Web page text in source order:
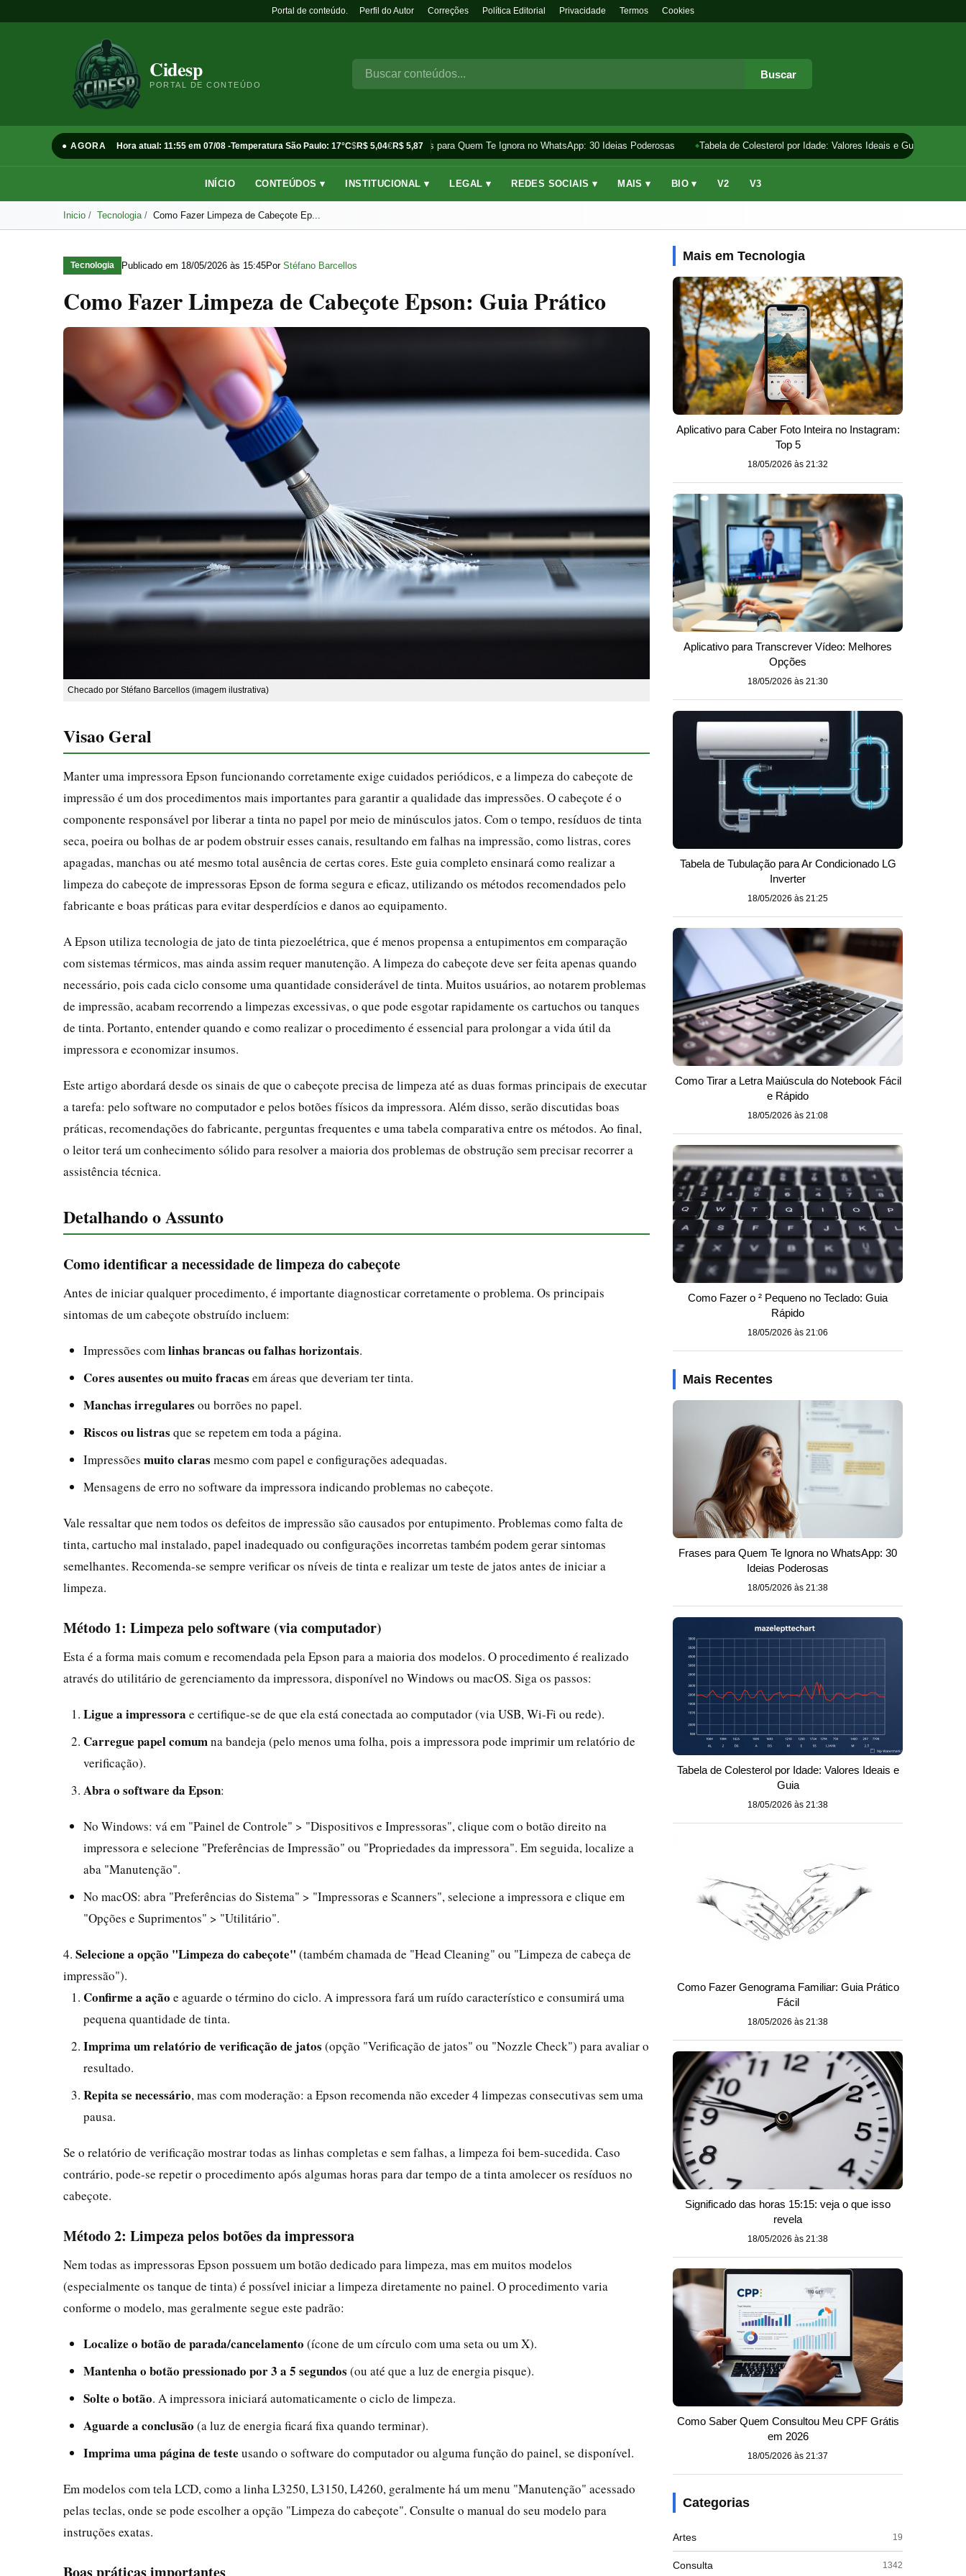
Portal de conteúdo. Perfil do Autor Correções Política Editorial Privacidade Termos Cookies
Cidesp
PORTAL DE CONTEÚDO
Buscar
● AGORA Hora atual: 11:55 em 07/08 -Temperatura São Paulo: 17°C$R$ 5,04€R$ 5,87
Frases para Quem Te Ignora no WhatsApp: 30 Ideias Poderosas Tabela de Colesterol por Idade: Valores Ideais e Guia
INÍCIO CONTEÚDOS ▾ INSTITUCIONAL ▾ LEGAL ▾ REDES SOCIAIS ▾ MAIS ▾ BIO ▾ V2 V3
Inicio Tecnologia Como Fazer Limpeza de Cabeçote Ep...
Tecnologia Publicado em 18/05/2026 às 15:45Por Stéfano Barcellos
Como Fazer Limpeza de Cabeçote Epson: Guia Prático
Checado por Stéfano Barcellos (imagem ilustrativa)
Visao Geral
Manter uma impressora Epson funcionando corretamente exige cuidados periódicos, e a limpeza do cabeçote de
impressão é um dos procedimentos mais importantes para garantir a qualidade das impressões. O cabeçote é o
componente responsável por liberar a tinta no papel por meio de minúsculos jatos. Com o tempo, resíduos de tinta
seca, poeira ou bolhas de ar podem obstruir esses canais, resultando em falhas na impressão, como listras, cores
apagadas, manchas ou até mesmo total ausência de certas cores. Este guia completo ensinará como realizar a
limpeza do cabeçote de impressoras Epson de forma segura e eficaz, utilizando os métodos recomendados pelo
fabricante e boas práticas para evitar desperdícios e danos ao equipamento.
A Epson utiliza tecnologia de jato de tinta piezoelétrica, que é menos propensa a entupimentos em comparação
com sistemas térmicos, mas ainda assim requer manutenção. A limpeza do cabeçote deve ser feita apenas quando
necessário, pois cada ciclo consome uma quantidade considerável de tinta. Muitos usuários, ao notarem problemas
de impressão, acabam recorrendo a limpezas excessivas, o que pode esgotar rapidamente os cartuchos ou tanques
de tinta. Portanto, entender quando e como realizar o procedimento é essencial para prolongar a vida útil da
impressora e economizar insumos.
Este artigo abordará desde os sinais de que o cabeçote precisa de limpeza até as duas formas principais de executar
a tarefa: pelo software no computador e pelos botões físicos da impressora. Além disso, serão discutidas boas
práticas, recomendações do fabricante, perguntas frequentes e uma tabela comparativa entre os métodos. Ao final,
o leitor terá um conhecimento sólido para resolver a maioria dos problemas de obstrução sem precisar recorrer a
assistência técnica.
Detalhando o Assunto
Como identificar a necessidade de limpeza do cabeçote
Antes de iniciar qualquer procedimento, é importante diagnosticar corretamente o problema. Os principais
sintomas de um cabeçote obstruído incluem:
Impressões com linhas brancas ou falhas horizontais.
Cores ausentes ou muito fracas em áreas que deveriam ter tinta.
Manchas irregulares ou borrões no papel.
Riscos ou listras que se repetem em toda a página.
Impressões muito claras mesmo com papel e configurações adequadas.
Mensagens de erro no software da impressora indicando problemas no cabeçote.
Vale ressaltar que nem todos os defeitos de impressão são causados por entupimento. Problemas como falta de
tinta, cartucho mal instalado, papel inadequado ou configurações incorretas também podem gerar sintomas
semelhantes. Recomenda-se sempre verificar os níveis de tinta e realizar um teste de jatos antes de iniciar a
limpeza.
Método 1: Limpeza pelo software (via computador)
Esta é a forma mais comum e recomendada pela Epson para a maioria dos modelos. O procedimento é realizado
através do utilitário de gerenciamento da impressora, disponível no Windows ou macOS. Siga os passos:
Ligue a impressora e certifique-se de que ela está conectada ao computador (via USB, Wi-Fi ou rede).
Carregue papel comumna bandeja (pelo menos uma folha, pois a impressora pode imprimir um relatório de
verificação).
Abra o software da Epson:
No Windows: vá em "Painel de Controle" > "Dispositivos e Impressoras", clique com o botão direito na
impressora e selecione "Preferências de Impressão" ou "Propriedades da impressora". Em seguida, localize a
aba "Manutenção".
No macOS: abra "Preferências do Sistema" > "Impressoras e Scanners", selecione a impressora e clique em
"Opções e Suprimentos" > "Utilitário".
4. Selecione a opção "Limpeza do cabeçote" (também chamada de "Head Cleaning" ou "Limpeza de cabeça de
impressão").
Confirme a ação e aguarde o término do ciclo. A impressora fará um ruído característico e consumirá uma
pequena quantidade de tinta.
Imprima um relatório de verificação de jatos (opção "Verificação de jatos" ou "Nozzle Check") para avaliar o
resultado.
Repita se necessário, mas com moderação: a Epson recomenda não exceder 4 limpezas consecutivas sem uma
pausa.
Se o relatório de verificação mostrar todas as linhas completas e sem falhas, a limpeza foi bem-sucedida. Caso
contrário, pode-se repetir o procedimento após algumas horas para dar tempo de a tinta amolecer os resíduos no
cabeçote.
Método 2: Limpeza pelos botões da impressora
Nem todas as impressoras Epson possuem um botão dedicado para limpeza, mas em muitos modelos
(especialmente os tanque de tinta) é possível iniciar a limpeza diretamente no painel. O procedimento varia
conforme o modelo, mas geralmente segue este padrão:
Localize o botão de parada/cancelamento (ícone de um círculo com uma seta ou um X).
Mantenha o botão pressionado por 3 a 5 segundos (ou até que a luz de energia pisque).
Solte o botão. A impressora iniciará automaticamente o ciclo de limpeza.
Aguarde a conclusão (a luz de energia ficará fixa quando terminar).
Imprima uma página de teste usando o software do computador ou alguma função do painel, se disponível.
Em modelos com tela LCD, como a linha L3250, L3150, L4260, geralmente há um menu "Manutenção" acessado
pelas teclas, onde se pode escolher a opção "Limpeza do cabeçote". Consulte o manual do seu modelo para
instruções exatas.
Boas práticas importantes
Mais em Tecnologia
Aplicativo para Caber Foto Inteira no Instagram:
Top 5
18/05/2026 às 21:32
Aplicativo para Transcrever Vídeo: Melhores
Opções
18/05/2026 às 21:30
Tabela de Tubulação para Ar Condicionado LG
Inverter
18/05/2026 às 21:25
Como Tirar a Letra Maiúscula do Notebook Fácil
e Rápido
18/05/2026 às 21:08
Como Fazer o ² Pequeno no Teclado: Guia
Rápido
18/05/2026 às 21:06
Mais Recentes
Frases para Quem Te Ignora no WhatsApp: 30
Ideias Poderosas
18/05/2026 às 21:38
Tabela de Colesterol por Idade: Valores Ideais e
Guia
18/05/2026 às 21:38
Como Fazer Genograma Familiar: Guia Prático
Fácil
18/05/2026 às 21:38
Significado das horas 15:15: veja o que isso
revela
18/05/2026 às 21:38
Como Saber Quem Consultou Meu CPF Grátis
em 2026
18/05/2026 às 21:37
Categorias
Artes 19
Consulta 1342